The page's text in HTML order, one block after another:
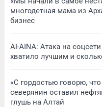
многодетная мама из
бизнес
AI-AINA: Атака на
хватило лучшим и
«С гордостью говорю,
северянин оставил
глушь на Алтай